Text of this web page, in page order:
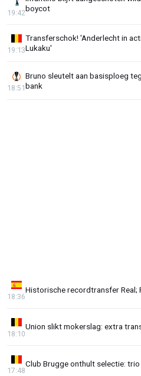
boycot
19:42
Transferschok! 'Anderlecht in
Lukaku'
19:13
Bruno sleutelt aan basisploeg
bank
18:51
Historische recordtransfer Real;
18:36
Union slikt mokerslag: extra
18:10
Club Brugge onthult selectie:
17:48